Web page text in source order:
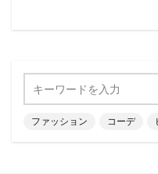
ファッション コーデ